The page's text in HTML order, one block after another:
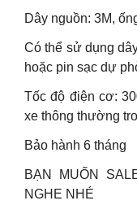
Dây nguồn: 3M,
Có thể sử dụng
hoặc pin sạc dự
Tốc độ điện cơ:
xe thông thường
Bảo hành 6 tháng
BẠN MUỐN
NGHE NHÉ